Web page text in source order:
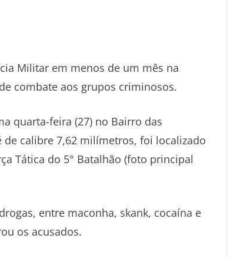
Militar em menos de um mês na
combate aos grupos criminosos.
quarta-feira (27) no Bairro das
calibre 7,62 milímetros, foi localizado
Tática do 5° Batalhão (foto principal
entre maconha, skank, cocaína e
os acusados.